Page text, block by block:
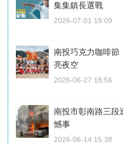
集集鎮長選戰
2026-07-01 19:09
南投巧克力咖啡
亮夜空
2026-06-27 18:56
南投市彰南路三
憾事
2026-06-14 15:38